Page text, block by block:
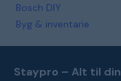
Bosch DIY
Byg & inventarie
Staypro – Alt til